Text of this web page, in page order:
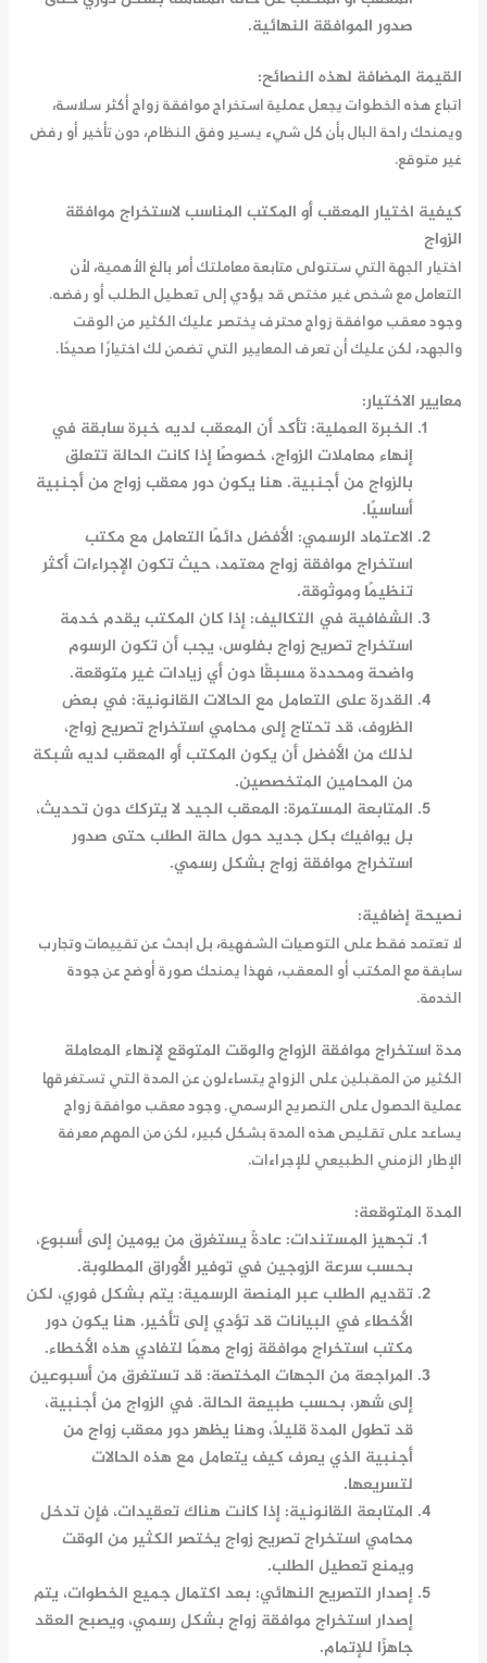
صدور الموافقة النهائية.
القيمة المضافة لهذه النصائح:
اتباع هذه الخطوات يجعل عمليةاستخراج موافقة زواجأكثر سلاسة،
ويمنحك راحة البال بأن كل شيء يسير وفق النظام، دون تأخير أو رفض
غير متوقع.
كيفية اختيار المعقب أو المكتب المناسب لاستخراج موافقة
الزواج
اختيار الجهة التي ستتولى متابعة معاملتك أمر بالغ الأهمية، لأن
التعامل مع شخص غير مختص قد يؤدي إلى تعطيل الطلب أو رفضه.
وجودمعقب موافقة زواجمحترف يختصر عليك الكثير من الوقت
والجهد، لكن عليك أن تعرف المعايير التي تضمن لك اختيارًا صحيحًا.
معايير الاختيار:
الخبرة العملية: تأكد أن المعقب لديه خبرة سابقة في
إنهاء معاملات الزواج، خصوصًا إذا كانت الحالة تتعلق
بالزواج من أجنبية. هنا يكون دورمعقب زواج من أجنبية
أساسيًا.
الاعتماد الرسمي: الأفضل دائمًا التعامل مع مكتب
استخراج موافقة زواج معتمد، حيث تكون الإجراءات أكثر
تنظيمًا وموثوقة.
الشفافية في التكاليف: إذا كان المكتب يقدم خدمة
استخراج تصريح زواج بفلوس، يجب أن تكون الرسوم
واضحة ومحددة مسبقًا دون أي زيادات غير متوقعة.
القدرة على التعامل مع الحالات القانونية: في بعض
الظروف، قد تحتاج إلى محامي استخراج تصريح زواج،
لذلك من الأفضل أن يكون المكتب أو المعقب لديه شبكة
من المحامين المتخصصين.
المتابعة المستمرة: المعقب الجيد لا يتركك دون تحديث،
بل يوافيك بكل جديد حول حالة الطلب حتى صدور
استخراج موافقة زواج بشكل رسمي.
نصيحة إضافية:
لا تعتمد فقط على التوصيات الشفهية، بل ابحث عن تقييمات وتجارب
سابقة مع المكتب أو المعقب، فهذا يمنحك صورة أوضح عن جودة
الخدمة.
مدة استخراج موافقة الزواج والوقت المتوقع لإنهاء المعاملة
الكثير من المقبلين على الزواج يتساءلون عن المدة التي تستغرقها
عملية الحصول على التصريح الرسمي. وجودمعقب موافقة زواج
يساعد على تقليص هذه المدة بشكل كبير، لكن من المهم معرفة
الإطار الزمني الطبيعي للإجراءات.
المدة المتوقعة:
تجهيز المستندات: عادةً يستغرق من يومين إلى أسبوع،
بحسب سرعة الزوجين في توفير الأوراق المطلوبة.
تقديم الطلب عبر المنصة الرسمية: يتم بشكل فوري، لكن
الأخطاء في البيانات قد تؤدي إلى تأخير. هنا يكون دور
مكتب استخراج موافقة زواج مهمًا لتفادي هذه الأخطاء.
المراجعة من الجهات المختصة: قد تستغرق من أسبوعين
إلى شهر، بحسب طبيعة الحالة. في الزواج من أجنبية،
قد تطول المدة قليلًا، وهنا يظهر دورمعقب زواج من
أجنبية الذي يعرف كيف يتعامل مع هذه الحالات
لتسريعها.
المتابعة القانونية: إذا كانت هناك تعقيدات، فإن تدخل
محامي استخراج تصريح زواج يختصر الكثير من الوقت
ويمنع تعطيل الطلب.
إصدار التصريح النهائي: بعد اكتمال جميع الخطوات، يتم
إصداراستخراج موافقة زواج بشكل رسمي، ويصبح العقد
جاهزًا للإتمام.